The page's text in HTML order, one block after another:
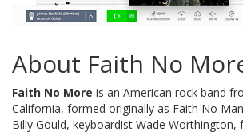
About Faith No
Faith No More is an American rock band
California, formed originally as Faith No
Billy Gould, keyboardist Wade Worthington,